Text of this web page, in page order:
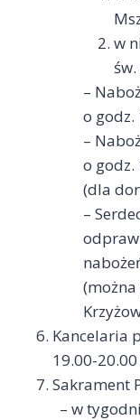
w
–
o godz.
–
o godz.
(dla
–
Kancelaria
19.00-
Sakrament
– w